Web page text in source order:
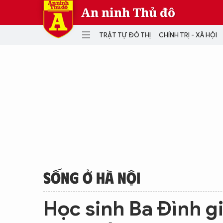
An ninh Thủ đô
TRẬT TỰ ĐÔ THỊ CHÍNH TRỊ - XÃ HỘI
SỐNG Ở HÀ NỘI
Học sinh Ba Đình